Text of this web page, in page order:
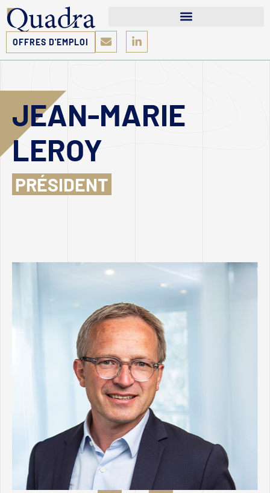
OFFRES D'EMPLOI
JEAN-MARIE
LEROY
PRÉSIDENT